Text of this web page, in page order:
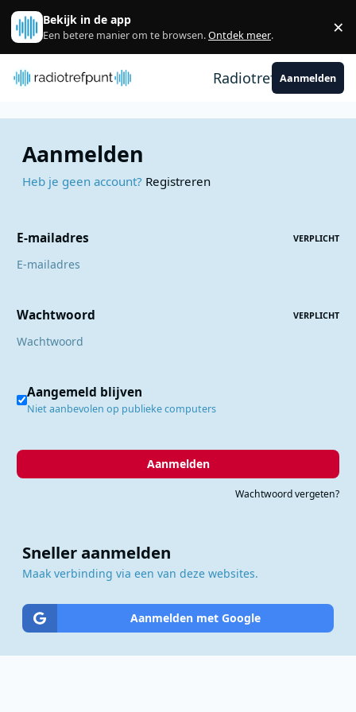
Spring naar bijdragen
Bekijk in de app
Een betere manier om te browsen.Ontdek meer. ×
RadiotrefpuntAanmelden
Aanmelden
Heb je geen account? Registreren
E-mailadres VERPLICHT
Wachtwoord VERPLICHT
Aangemeld blijven
Niet aanbevolen op publieke computers
Aanmelden
Wachtwoord vergeten?
Sneller aanmelden
Maak verbinding via een van deze websites.
Aanmelden met Google